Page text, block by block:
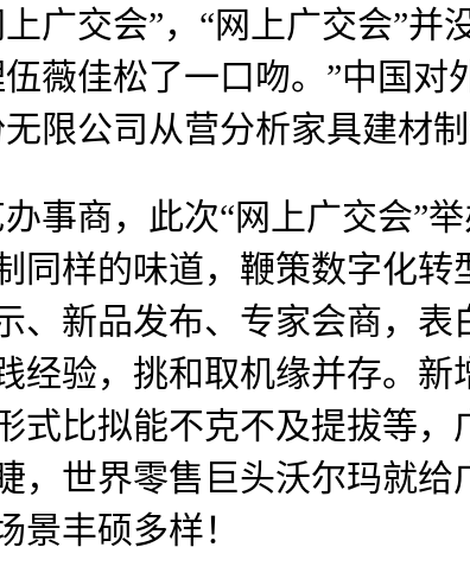
广交会”，“网上广交会”并
薇佳松了一口吻。”中国对
限公司从营分析家具建材制
商，此次“网上广交会”举
同样的味道，鞭策数字化转
、新品发布、专家会商，表
经验，挑和取机缘并存。新
比拟能不克不及提拔等，
，世界零售巨头沃尔玛就给
丰硕多样！